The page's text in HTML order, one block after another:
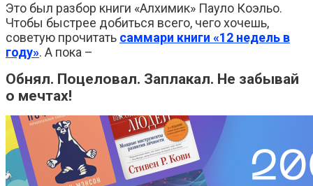
Это был разбор книги «Алхимик» Пауло Коэльо.
Чтобы быстрее добиться всего, чего хочешь,
советую прочитать саммари книги «12 недель в
году». А пока –
Обнял. Поцеловал. Заплакал. Не забывай
о мечтах!